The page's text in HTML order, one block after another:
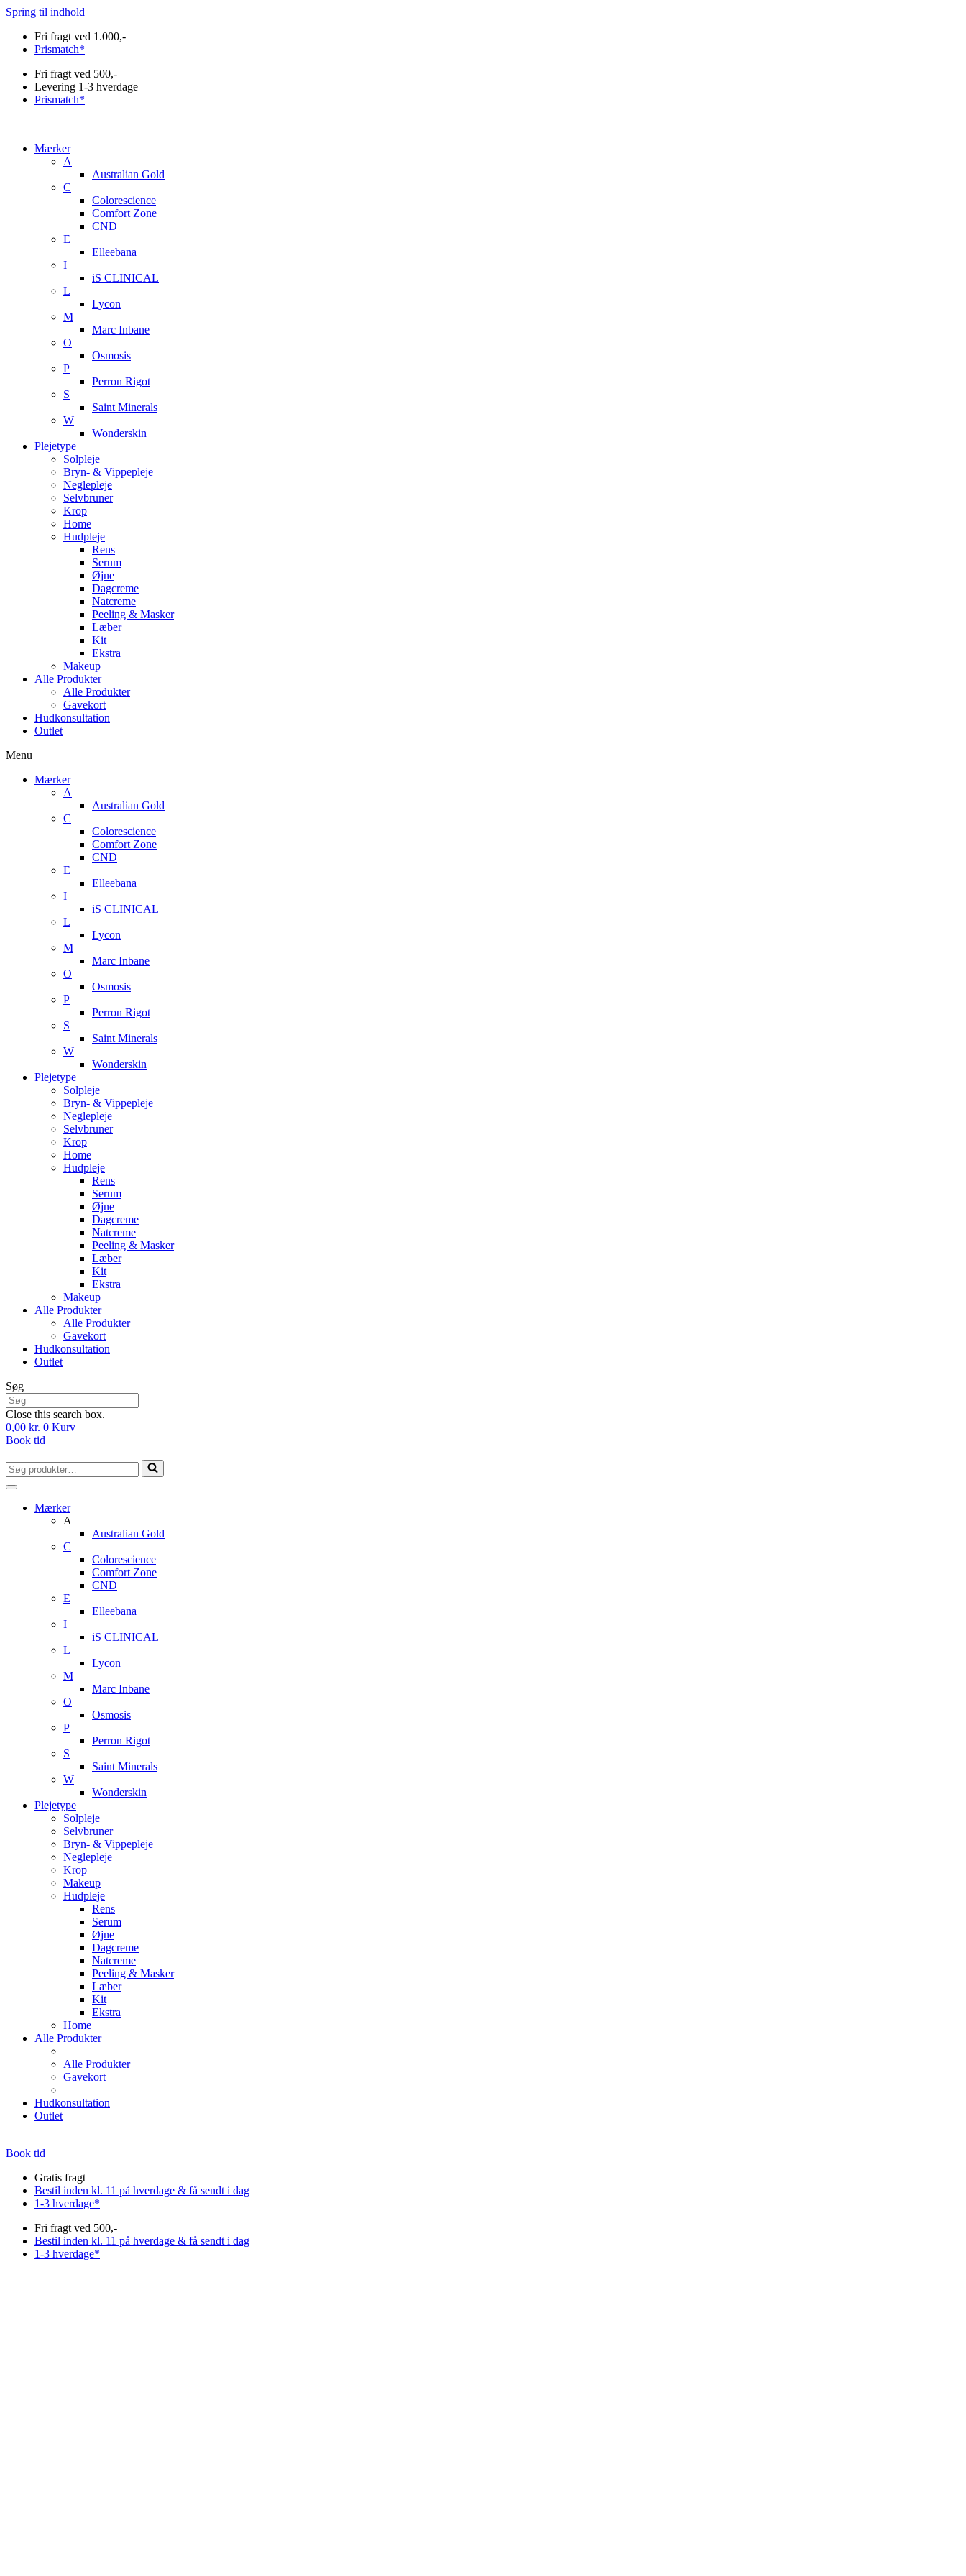
Spring til indhold
Fri fragt ved 1.000,-
Prismatch*
Fri fragt ved 500,-
Levering 1-3 hverdage
Prismatch*
Mærker
A
Australian Gold
C
Colorescience
Comfort Zone
CND
E
Elleebana
I
iS CLINICAL
L
Lycon
M
Marc Inbane
O
Osmosis
P
Perron Rigot
S
Saint Minerals
W
Wonderskin
Plejetype
Solpleje
Bryn- & Vippepleje
Neglepleje
Selvbruner
Krop
Home
Hudpleje
Rens
Serum
Øjne
Dagcreme
Natcreme
Peeling & Masker
Læber
Kit
Ekstra
Makeup
Alle Produkter
Alle Produkter
Gavekort
Hudkonsultation
Outlet
Menu
Mærker
A
Australian Gold
C
Colorescience
Comfort Zone
CND
E
Elleebana
I
iS CLINICAL
L
Lycon
M
Marc Inbane
O
Osmosis
P
Perron Rigot
S
Saint Minerals
W
Wonderskin
Plejetype
Solpleje
Bryn- & Vippepleje
Neglepleje
Selvbruner
Krop
Home
Hudpleje
Rens
Serum
Øjne
Dagcreme
Natcreme
Peeling & Masker
Læber
Kit
Ekstra
Makeup
Alle Produkter
Alle Produkter
Gavekort
Hudkonsultation
Outlet
Søg
Close this search box.
0,00 kr. 0 Kurv
Book tid
Søg
efter...
Mærker
A
Australian Gold
C
Colorescience
Comfort Zone
CND
E
Elleebana
I
iS CLINICAL
L
Lycon
M
Marc Inbane
O
Osmosis
P
Perron Rigot
S
Saint Minerals
W
Wonderskin
Plejetype
Solpleje
Selvbruner
Bryn- & Vippepleje
Neglepleje
Krop
Makeup
Hudpleje
Rens
Serum
Øjne
Dagcreme
Natcreme
Peeling & Masker
Læber
Kit
Ekstra
Home
Alle Produkter
Alle Produkter
Gavekort
Hudkonsultation
Outlet
Book tid
Gratis fragt
Bestil inden kl. 11 på hverdage & få sendt i dag
1-3 hverdage*
Fri fragt ved 500,-
Bestil inden kl. 11 på hverdage & få sendt i dag
1-3 hverdage*